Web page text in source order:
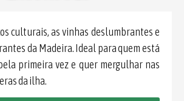
nossos passeios destacam o
cultura, gastronomia e
da Madeira.
culturais, as vinhas deslumbrantes e
da Madeira. Ideal para quem está
primeira vez e quer mergulhar nas
da ilha.